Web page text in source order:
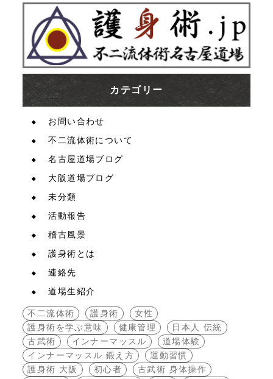
カテゴリー
お問い合わせ
不二流体術について
名古屋道場ブログ
大阪道場ブログ
未分類
活動報告
稽古風景
護身術とは
連絡先
道場生紹介
不二流体術 護身術
女性
護身術を学ぶ意味
健康管理
日本人 伝統
古武術
インナーマッスル
道場体験
インナーマッスル 鍛え方
運動習慣
護身術 大阪
初心者
古武術 身体操作